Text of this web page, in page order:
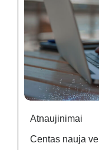
Atnaujinimai
Centas nauja